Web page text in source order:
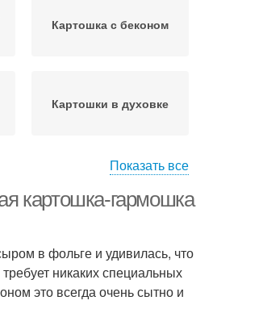
Картошка с беконом
Картошки в духовке
Показать все
картошка-гармошка
в фольге и удивилась, что
никаких специальных
это всегда очень сытно и